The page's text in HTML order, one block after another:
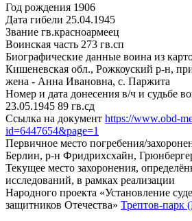
Год рождения 1906
Дата гибели 25.04.1945
Звание гв.красноармеец
Воинская часть 273 гв.сп
Биографические данные воина из
Кишеневская обл., Рожкоуский р-н,
жена - Анна Ивановна, с. Паржита
Номер и дата донесения в/ч и судьбе
23.05.1945 89 гв.сд
Ссылка на документ https://www.obd-
id=6447654&page=1
Первичное место погребения/
Берлин, р-н Фридрихсхайн,
Текущее место захоронения,
исследований, в рамках реализации
Народного проекта «Установление
защитников Отечества» Трептов-парк